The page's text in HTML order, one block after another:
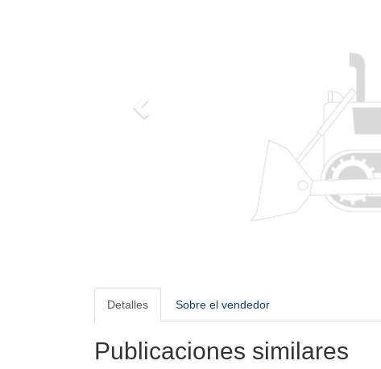
Detalles Sobre el vendedor
Publicaciones similares